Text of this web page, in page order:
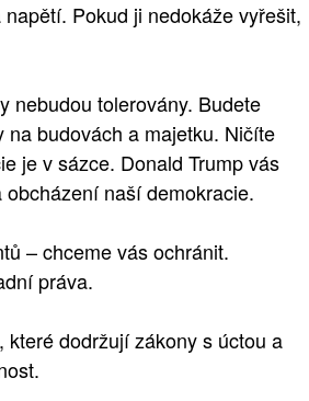
Pokud ji nedokáže vyřešit,
nebudou tolerovány. Budete
budovách a majetku. Ničíte
je v sázce. Donald Trump vás
naší demokracie.
– chceme vás ochránit.
práva.
dodržují zákony s úctou a